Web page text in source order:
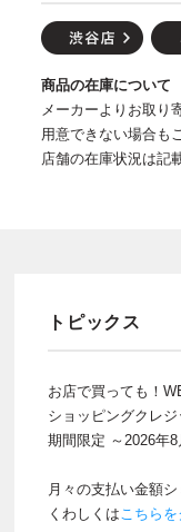
商品の在庫について
メーカーよりお取り
用意できない場合も
店舗の在庫状況は記
トピックス
お店で買っても！
ショッピングクレ
期間限定 ～2026年
月々の支払い金額
くわしくはこちらを